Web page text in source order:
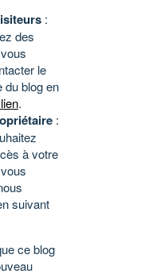
:
des
le
du blog en
.
:
à votre
suivant
ce blog